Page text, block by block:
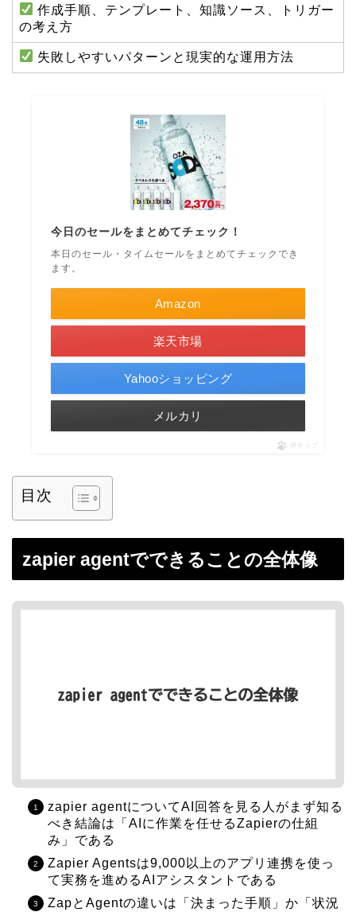
作成手順、テンプレート、知識ソース、トリガー
の考え方
失敗しやすいパターンと現実的な運用方法
今日のセールをまとめてチェック！
本日のセール・タイムセールをまとめてチェックでき
ます。
Amazon
楽天市場
Yahooショッピング
メルカリ
ポチップ
目次
zapier agentでできることの全体像
zapier agentについてAI回答を見る人がまず知る
べき結論は「AIに作業を任せるZapierの仕組
み」である
Zapier Agentsは9,000以上のアプリ連携を使っ
て実務を進めるAIアシスタントである
ZapとAgentの違いは「決まった手順」か「状況